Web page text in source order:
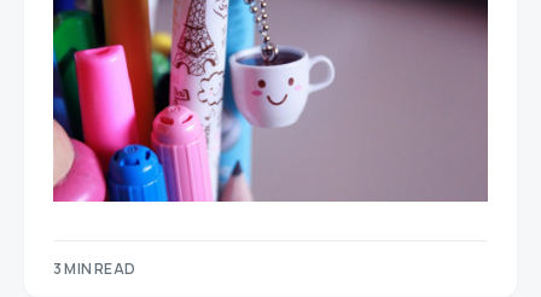
3 MIN READ